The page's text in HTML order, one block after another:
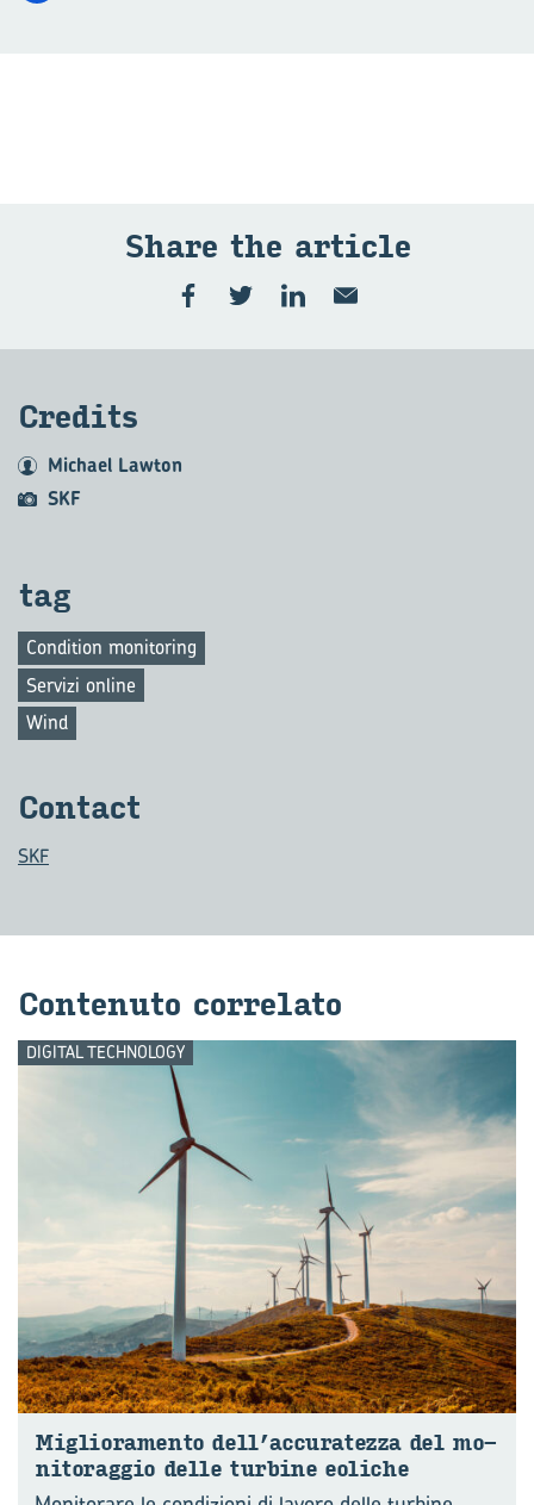
Share the ar­ti­cle
Cre­di­ts
Michael Lawton
SKF
tag
Condition monitoring
Servizi online
Wind
Con­tact
SKF
Con­te­nu­to cor­re­la­to
DIGITAL TECHNOLOGY
Mi­glio­ra­men­to dell’ac­cu­ra­tez­za del mo­
ni­to­rag­gio delle tur­bi­ne eo­li­che